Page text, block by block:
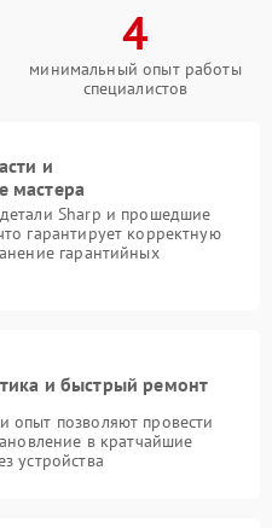
4
минимальный опыт работы
специалистов
и
мастера
Sharp и прошедшие
гарантирует корректную
гарантийных
и быстрый ремонт
позволяют провести
в кратчайшие
устройства